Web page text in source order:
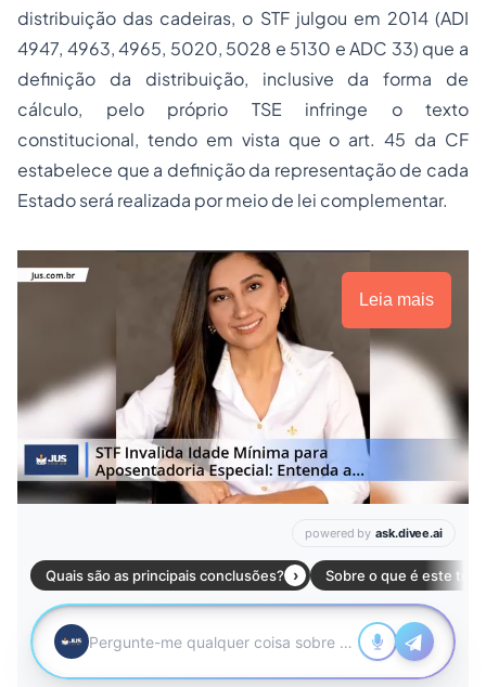
distribuição das cadeiras, o STF julgou em 2014 (ADI
4947, 4963, 4965, 5020, 5028 e 5130 e ADC 33) que a
definição da distribuição, inclusive da forma de
cálculo, pelo próprio TSE infringe o texto
constitucional, tendo em vista que o art. 45 da CF
estabelece que a definição da representação de cada
Estado será realizada por meio de lei complementar.
Leia mais